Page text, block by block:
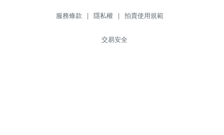
服務條款 | 隱私權 | 拍賣使用規範
交易安全